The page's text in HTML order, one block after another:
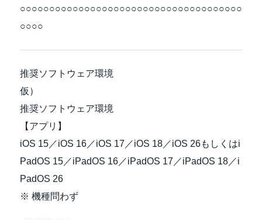
○○○○○○○○○○○○○○○○○○○○○○○○○○○○○○○○○○○○○○
○○○○
推奨ソフトウェア環境
仮）
推奨ソフトウェア環境
【アプリ】
iOS 15／iOS 16／iOS 17／iOS 18／iOS 26もしくはi
PadOS 15／iPadOS 16／iPadOS 17／iPadOS 18／i
PadOS 26
※ 機種問わず